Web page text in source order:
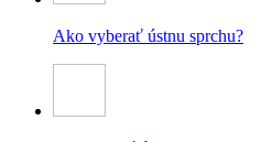
Ako vyberať ústnu sprchu?